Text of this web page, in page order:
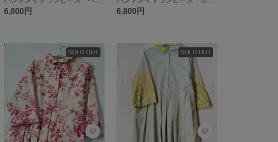
6,800円 6,800円
SOLD OUT SOLD OUT